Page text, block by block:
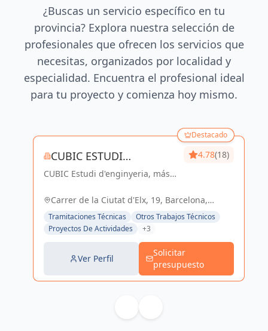
¿Buscas un servicio específico en tu
provincia? Explora nuestra selección de
profesionales que ofrecen los servicios que
necesitas, organizados por localidad y
especialidad. Encuentra el profesional ideal
para tu proyecto y comienza hoy mismo.
Destacado
CUBIC ESTUDI
D'ENGINYERIA S.L.
CUBIC Estudi d'enginyeria, más
de Arquitectura e Ingeniería con
4.78(18)
Carrer de la Ciutat d'Elx, 19, Barcelona,
España, España
Tramitaciones Técnicas
Otros Trabajos Técnicos
Proyectos De Actividades
+3
Ver Perfil
Solicitar
presupuesto